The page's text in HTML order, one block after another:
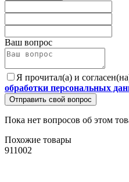
Ваш вопрос
Я прочитал(а) и
обработки персональных
Отправить свой вопрос
Пока нет вопросов об этом
Похожие товары
911002